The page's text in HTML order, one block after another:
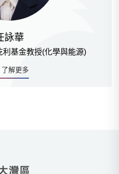
詠華
基金教授(化學與能源)
了解更多